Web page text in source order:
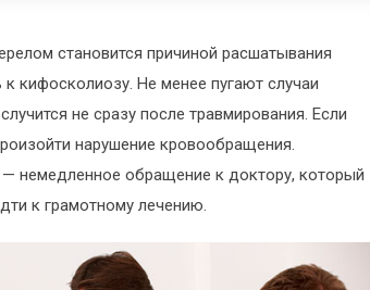
становится причиной расшатывания
кифосколиозу. Не менее пугают случаи
не сразу после травмирования. Если
нарушение кровообращения.
немедленное обращение к доктору, который
к грамотному лечению.